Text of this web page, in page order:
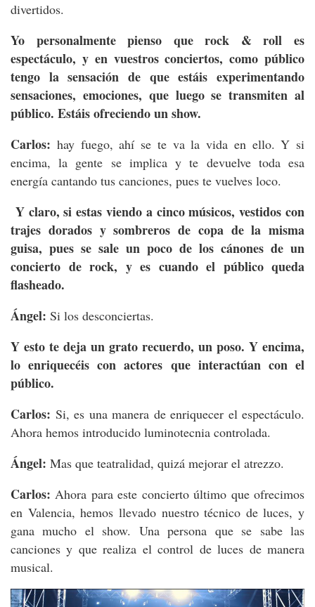
divertidos.
Yo personalmente pienso que rock & roll es
espectáculo, y en vuestros conciertos, como público
tengo la sensación de que estáis experimentando
sensaciones, emociones, que luego se transmiten al
público. Estáis ofreciendo un show.
Carlos: hay fuego, ahí se te va la vida en ello. Y si
encima, la gente se implica y te devuelve toda esa
energía cantando tus canciones, pues te vuelves loco.
Y claro, si estas viendo a cinco músicos, vestidos con
trajes dorados y sombreros de copa de la misma
guisa, pues se sale un poco de los cánones de un
concierto de rock, y es cuando el público queda
flasheado.
Ángel: Si los desconciertas.
Y esto te deja un grato recuerdo, un poso. Y encima,
lo enriquecéis con actores que interactúan con el
público.
Carlos: Si, es una manera de enriquecer el espectáculo.
Ahora hemos introducido luminotecnia controlada.
Ángel: Mas que teatralidad, quizá mejorar el atrezzo.
Carlos:Ahora para este concierto último que ofrecimos
en Valencia, hemos llevado nuestro técnico de luces, y
gana mucho el show. Una persona que se sabe las
canciones y que realiza el control de luces de manera
musical.